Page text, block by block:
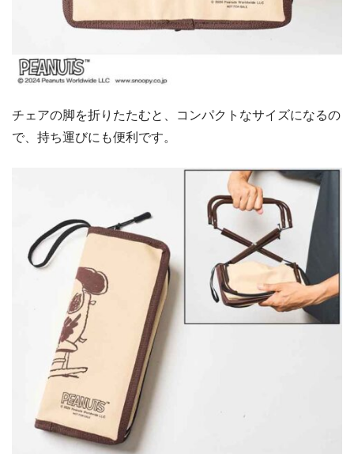
チェアの脚を折りたたむと、コンパクトなサイズになるの
で、持ち運びにも便利です。